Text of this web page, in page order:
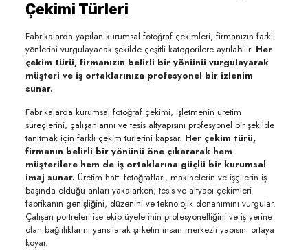
Çekimi Türleri
Fabrikalarda yapılan kurumsal fotoğraf çekimleri, firmanızın farklı
yönlerini vurgulayacak şekilde çeşitli kategorilere ayrılabilir. Her
çekim türü, firmanızın belirli bir yönünü vurgulayarak
müşteri ve iş ortaklarınıza profesyonel bir izlenim
sunar.
Fabrikalarda kurumsal fotoğraf çekimi, işletmenin üretim
süreçlerini, çalışanlarını ve tesis altyapısını profesyonel bir şekilde
tanıtmak için farklı çekim türlerini kapsar. Her çekim türü,
firmanın belirli bir yönünü öne çıkararak hem
müşterilere hem de iş ortaklarına güçlü bir kurumsal
imaj sunar. Üretim hattı fotoğrafları, makinelerin ve işçilerin iş
başında olduğu anları yakalarken; tesis ve altyapı çekimleri
fabrikanın genişliğini, düzenini ve teknolojik donanımını vurgular.
Çalışan portreleri ise ekip üyelerinin profesyonelliğini ve iş yerine
olan bağlılıklarını yansıtarak şirketin insan merkezli yapısını ortaya
koyar.